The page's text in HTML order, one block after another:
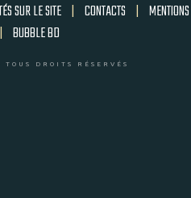
SUR LE SITE | CONTACTS | MENTIONS
| BUBBLE BD
DROITS RÉSERVÉS